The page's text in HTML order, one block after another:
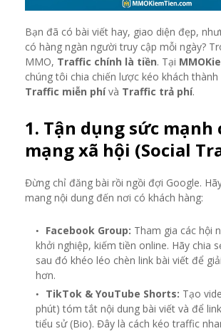
Bạn đã có bài viết hay, giao diện đẹp,
có hàng ngàn người truy cập mỗi ngày?
MMO, Traffic chính là tiền. Tại
chúng tôi chia chiến lược kéo khách thành
Traffic miễn phívà Traffic trả phí.
1. Tận dụng sức mạnh
mạng xã hội (Social
Đừng chỉ đăng bài rồi ngồi đợi Google.
mang nội dung đến nơi có khách hàng:
Facebook Group: Tham gia các hội
khởi nghiệp, kiếm tiền online. Hãy chia
sau đó khéo léo chèn link bài viết để
hơn.
TikTok & YouTube Shorts: Tạo
phút) tóm tắt nội dung bài viết và để
tiểu sử (Bio). Đây là cách kéo traffic